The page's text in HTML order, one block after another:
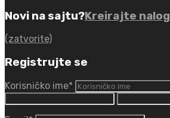
Novi na sajtu?Kreirajte nalog
(zatvorite)
Registrujte se
Korisničko ime*